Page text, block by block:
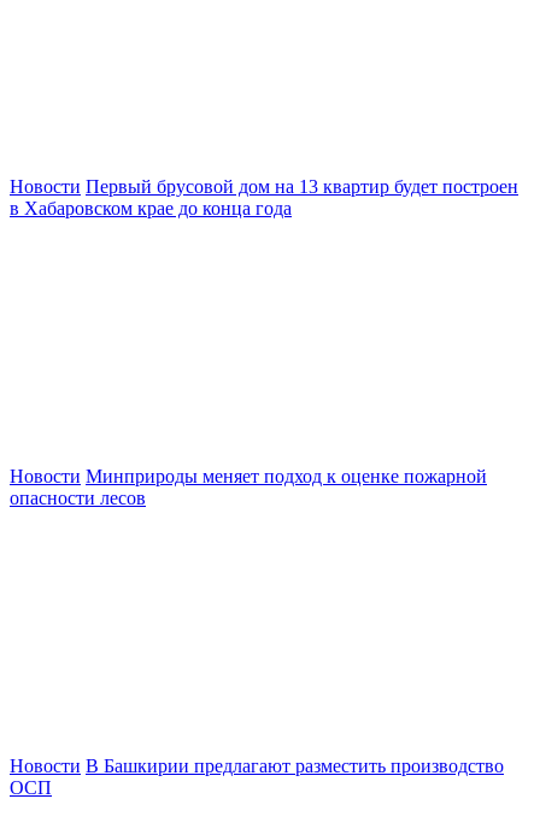
Новости Первый брусовой дом на 13 квартир будет построен
в Хабаровском крае до конца года
Новости Минприроды меняет подход к оценке пожарной
опасности лесов
Новости В Башкирии предлагают разместить производство
ОСП